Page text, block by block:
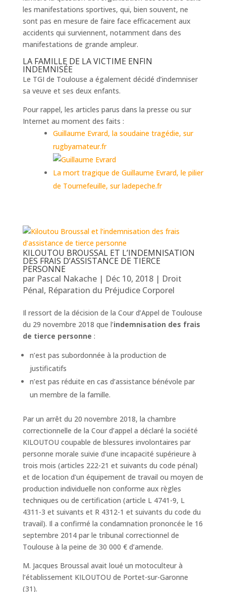
les manifestations sportives, qui, bien souvent, ne
sont pas en mesure de faire face efficacement aux
accidents qui surviennent, notamment dans des
manifestations de grande ampleur.
LA FAMILLE DE LA VICTIME ENFIN
INDEMNISÉE
Le TGI de Toulouse a également décidé d’indemniser
sa veuve et ses deux enfants.
Pour rappel, les articles parus dans la presse ou sur
Internet au moment des faits :
Guillaume Evrard, la soudaine tragédie, sur
rugbyamateur.fr
La mort tragique de Guillaume Evrard, le pilier
de Tournefeuille, sur ladepeche.fr
KILOUTOU BROUSSAL ET L’INDEMNISATION
DES FRAIS D’ASSISTANCE DE TIERCE
PERSONNE
par Pascal Nakache| Déc 10, 2018| Droit
Pénal, Réparation du Préjudice Corporel
Il ressort de la décision de la Cour d’Appel de Toulouse
du 29 novembre 2018 que l’indemnisation des frais
de tierce personne :
n’est pas subordonnée à la production de
justificatifs
n’est pas réduite en cas d’assistance bénévole par
un membre de la famille.
Par un arrêt du 20 novembre 2018, la chambre
correctionnelle de la Cour d’appel a déclaré la société
KILOUTOU coupable de blessures involontaires par
personne morale suivie d’une incapacité supérieure à
trois mois (articles 222-21 et suivants du code pénal)
et de location d’un équipement de travail ou moyen de
production individuelle non conforme aux règles
techniques ou de certification (article L 4741-9, L
4311-3 et suivants et R 4312-1 et suivants du code du
travail). Il a confirmé la condamnation prononcée le 16
septembre 2014 par le tribunal correctionnel de
Toulouse à la peine de 30 000 € d’amende.
M. Jacques Broussal avait loué un motoculteur à
l’établissement KILOUTOU de Portet-sur-Garonne
(31).